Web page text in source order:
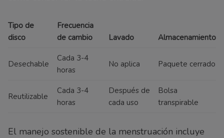
Tipo de
disco
Frecuencia
de cambio
Lavado Almacenamiento
Desechable
Cada 3-4
horas
No aplica Paquete cerrado
Reutilizable
Cada 3-4
horas
Después de
cada uso
Bolsa
transpirable
El manejo sostenible de la menstruación incluye